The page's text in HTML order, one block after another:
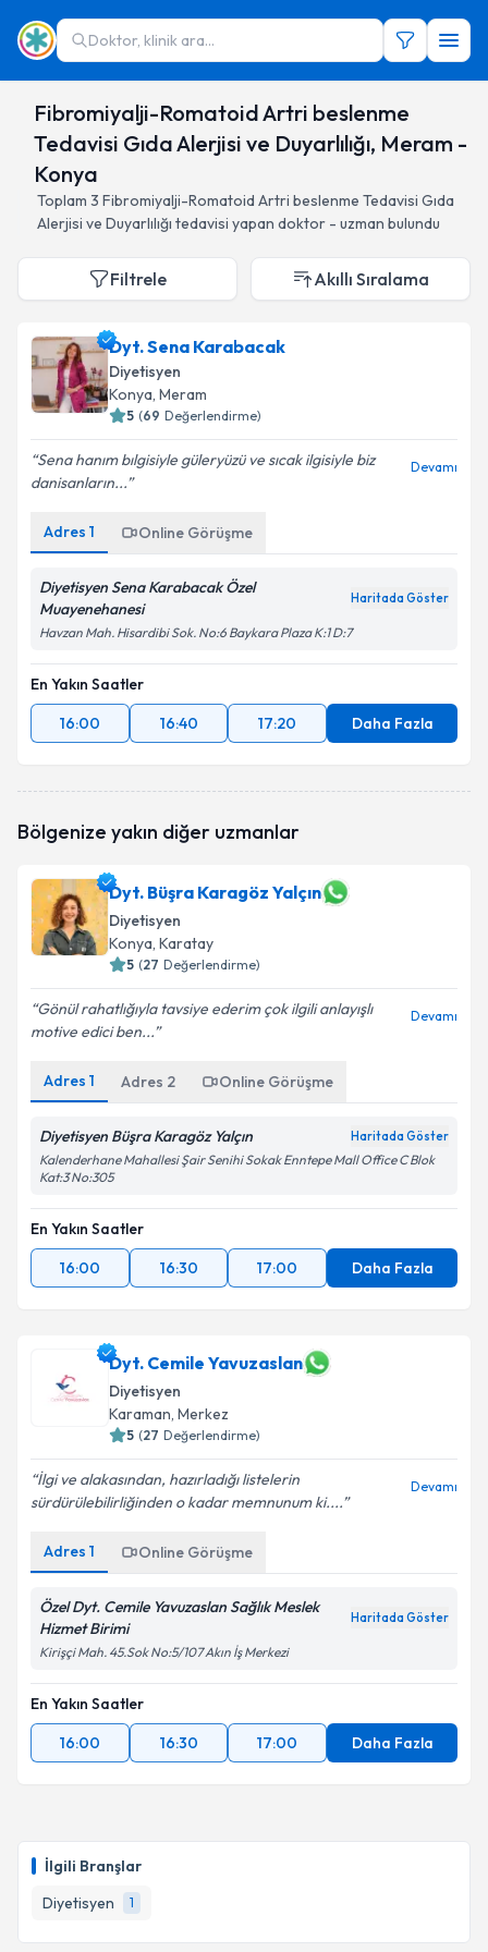
Doktor, klinik ara...
Fibromiyalji-Romatoid Artri beslenme
Tedavisi Gıda Alerjisi ve Duyarlılığı, Meram -
Konya
Toplam 3 Fibromiyalji-Romatoid Artri beslenme Tedavisi Gıda
Alerjisi ve Duyarlılığı tedavisi yapan doktor - uzman bulundu
İlgili Branşlar
Diyetisyen
1
Filtrele Akıllı Sıralama
Dyt. Sena Karabacak
Diyetisyen
Konya, Meram
5 (69 Değerlendirme)
Sena hanım bılgisiyle güleryüzü ve sıcak ilgisiyle biz
danisanların...
Devamı
Adres 1 Online Görüşme
Diyetisyen Sena Karabacak Özel
Muayenehanesi
Haritada Göster
Havzan Mah. Hisardibi Sok. No:6 Baykara Plaza K:1 D:7
En Yakın Saatler
16:00
16:40 17:20 Daha Fazla
Bölgenize yakın diğer uzmanlar
Dyt. Büşra Karagöz Yalçın
Diyetisyen
Konya, Karatay
5 (27 Değerlendirme)
Gönül rahatlığıyla tavsiye ederim çok ilgili anlayışlı
motive edici ben...
Devamı
Adres 1 Adres 2 Online Görüşme
Diyetisyen Büşra Karagöz Yalçın Haritada Göster
Kalenderhane Mahallesi Şair Senihi Sokak Enntepe Mall Office C Blok
Kat:3 No:305
En Yakın Saatler
16:00
16:30 17:00 Daha Fazla
Dyt. Cemile Yavuzaslan
Diyetisyen
Karaman, Merkez
5 (27 Değerlendirme)
İlgi ve alakasından, hazırladığı listelerin
sürdürülebilirliğinden o kadar memnunum ki....
Devamı
Adres 1 Online Görüşme
Özel Dyt. Cemile Yavuzaslan Sağlık Meslek
Hizmet Birimi
Haritada Göster
Kirişçi Mah. 45.Sok No:5/107 Akın İş Merkezi
En Yakın Saatler
16:00
16:30 17:00 Daha Fazla